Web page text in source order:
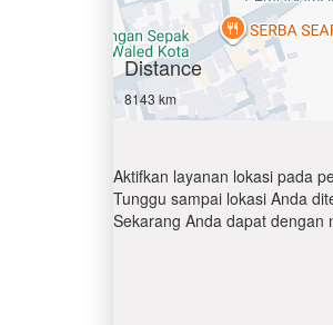
Distance
8143 km
Aktifkan layanan lokasi pada
Tunggu sampai lokasi Anda
Sekarang Anda dapat dengan